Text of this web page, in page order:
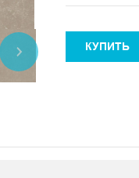
КУПИТЬ